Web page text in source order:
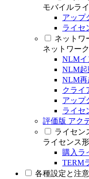
モバイルラ
アップ
ライセ
ネットワ
ネットワー
NLMイ
NLM起
NLM再
クライ
アップ
ライセ
評価版 アク
ライセン
ライセンス
購入ラ
TERM
各種設定と注